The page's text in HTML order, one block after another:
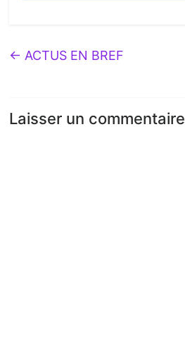
← ACTUS EN BREF
Laisser un commentaire